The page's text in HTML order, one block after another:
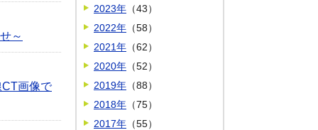
～
画像で
2023年 （43）
2022年 （58）
2021年 （62）
2020年 （52）
2019年 （88）
2018年 （75）
2017年 （55）